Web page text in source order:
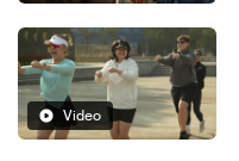
Video